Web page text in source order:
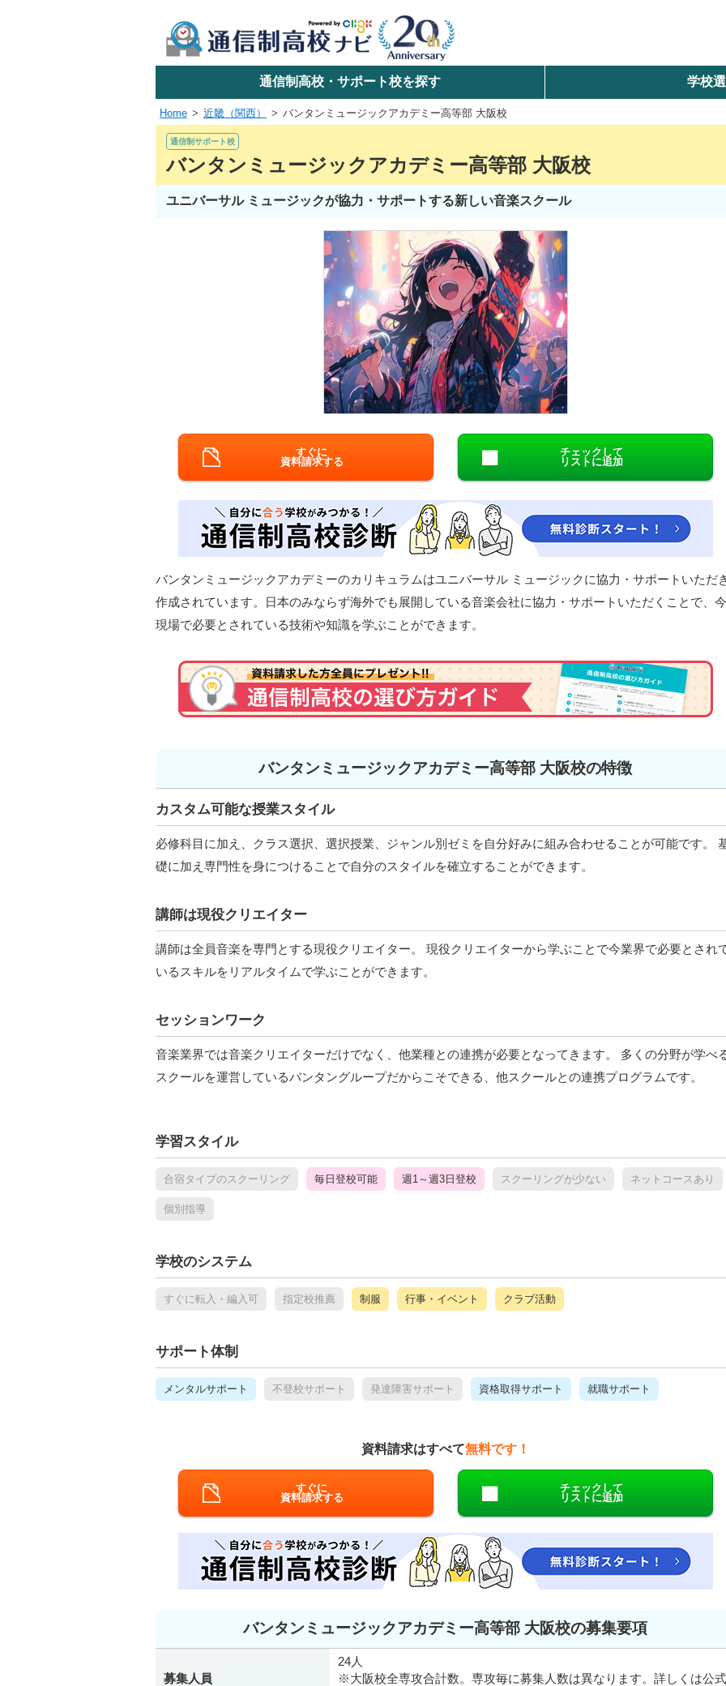
学校名で探す
検索
エリアを選択して探す
北陸・甲信越
中国
九州・沖縄
閉じる
通信制高校・サポート校を探す 学校
Home 近畿（関西） バンタンミュージックアカデミー高等部 大阪校
通信制サポート校
バンタンミュージックアカデミー高等部 大阪校
ユニバーサル ミュージックが協力・サポートする新しい音楽スクール
すぐに
資料請求する
チェックして
リストに追加
バンタンミュージックアカデミーのカリキュラムはユニバーサル ミュージックに協力・サポートいただ
作成されています。日本のみならず海外でも展開している音楽会社に協力・サポートいただくことで、今
現場で必要とされている技術や知識を学ぶことができます。
バンタンミュージックアカデミー高等部 大阪校の特徴
カスタム可能な授業スタイル
必修科目に加え、クラス選択、選択授業、ジャンル別ゼミを自分好みに組み合わせることが可能です。
礎に加え専門性を身につけることで自分のスタイルを確立することができます。
講師は現役クリエイター
講師は全員音楽を専門とする現役クリエイター。 現役クリエイターから学ぶことで今業界で必要とされ
いるスキルをリアルタイムで学ぶことができます。
セッションワーク
音楽業界では音楽クリエイターだけでなく、他業種との連携が必要となってきます。 多くの分野が学べ
スクールを運営しているバンタングループだからこそできる、他スクールとの連携プログラムです。
学習スタイル
合宿タイプのスクーリング 毎日登校可能 週1～週3日登校 スクーリングが少ない ネットコースあり
個別指導
学校のシステム
すぐに転入・編入可 指定校推薦 制服 行事・イベント クラブ活動
サポート体制
メンタルサポート 不登校サポート 発達障害サポート 資格取得サポート 就職サポート
資料請求はすべて無料です！
すぐに
資料請求する
チェックして
リストに追加
バンタンミュージックアカデミー高等部 大阪校の募集要項
募集人員
24人
※大阪校全専攻合計数。専攻毎に募集人数は異なります。詳しくは公式